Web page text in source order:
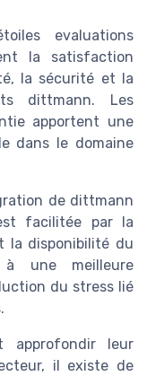
evaluations
la satisfaction
la sécurité et la
dittmann. Les
apportent une
dans le domaine
de dittmann
facilitée par la
la disponibilité du
une meilleure
du stress lié
approfondir leur
il existe de